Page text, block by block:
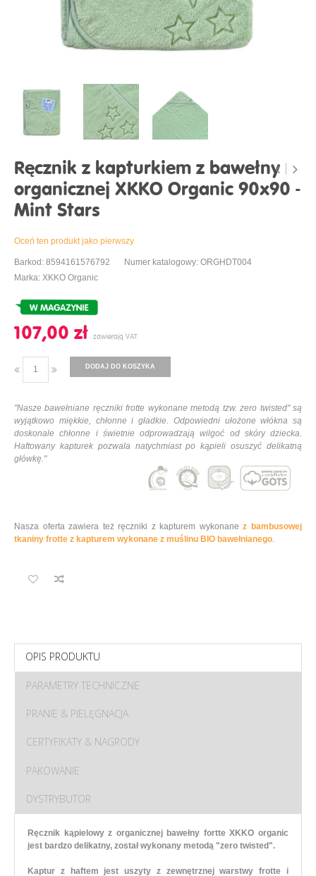
Ręcznik z kapturkiem z bawełny
organicznej XKKO Organic 90x90 -
Mint Stars
Oceń ten produkt jako pierwszy
Barkod: 8594161576792
Numer katalogowy: ORGHDT004
Marka: XKKO Organic
107,00 ‎zł
DODAJ DO KOSZYKA
"Nasze bawełniane ręczniki frotte wykonane metodą tzw. zero twisted" są
wyjątkowo miękkie, chłonne i gładkie. Odpowiedni ułożone włókna są
doskonale chłonne i świetnie odprowadzają wilgoć od skóry dziecka.
Haftowany kapturek pozwala natychmiast po kąpieli osuszyć delikatną
główkę."
Nasza oferta zawiera też ręczniki z kapturem wykonanez bambusowej
tkaniny frotte z kapturem wykonane z muślinu BIO bawełnianego.
OPIS PRODUKTU
PARAMETRY TECHNICZNE
PRANIE & PIELĘGNACJA
CERTYFIKATY & NAGRODY
PAKOWANIE
DYSTRYBUTOR
Ręcznik kąpielowy z organicznej bawełny fortte XKKO organic
jest bardzo delikatny, został wykonany metodą "zero twisted".
Kaptur z haftem jest uszyty z zewnętrznej warstwy frotte i